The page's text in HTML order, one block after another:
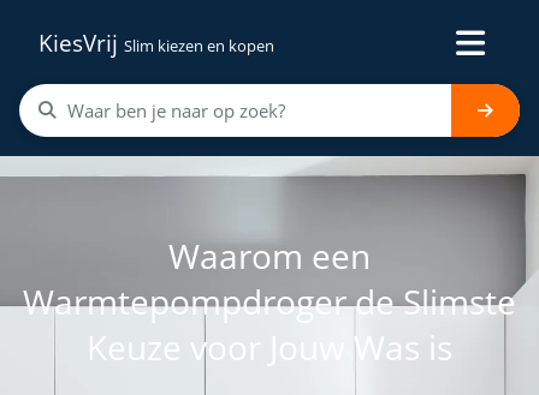
KiesVrij Slim kiezen en kopen
Waarom een
Warmtepompdroger de Slimste
Keuze voor Jouw Was is